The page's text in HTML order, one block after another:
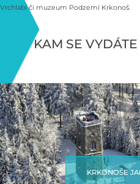
Vrchlabí či muzeum Podzemí Krkonoš.
KAM SE
KRKONOŠE